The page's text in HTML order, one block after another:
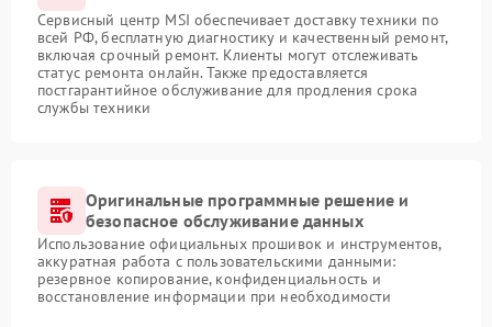
Сервисный центр MSI обеспечивает доставку техники по
всей РФ, бесплатную диагностику и качественный ремонт,
включая срочный ремонт. Клиенты могут отслеживать
статус ремонта онлайн. Также предоставляется
постгарантийное обслуживание для продления срока
службы техники
Оригинальные программные решение и
безопасное обслуживание данных
Использование официальных прошивок и инструментов,
аккуратная работа с пользовательскими данными:
резервное копирование, конфиденциальность и
восстановление информации при необходимости